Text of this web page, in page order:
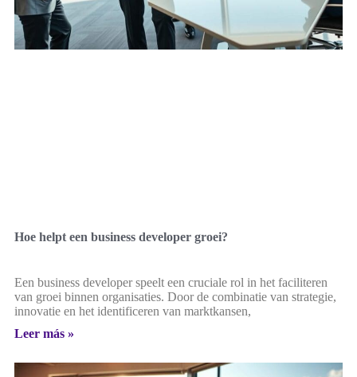
Hoe helpt een business developer groei?
Een business developer speelt een cruciale rol in het faciliteren
van groei binnen organisaties. Door de combinatie van strategie,
innovatie en het identificeren van marktkansen,
Leer más »